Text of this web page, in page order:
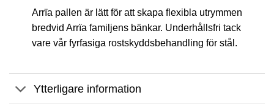
Arrïa pallen är lätt för att skapa flexibla utrymmen
bredvid Arrïa familjens bänkar. Underhållsfri tack
vare vår fyrfasiga rostskyddsbehandling för stål.
Ytterligare information